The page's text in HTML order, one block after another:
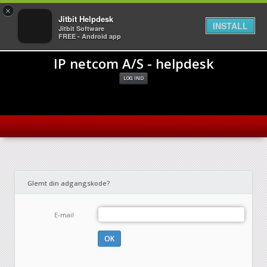
IP netcom A/S - helpdesk
LOG IND
Glemt din adgangskode?
E-mail
×
Jitbit Helpdesk
Jitbit Software
FREE - Android app
INSTALL